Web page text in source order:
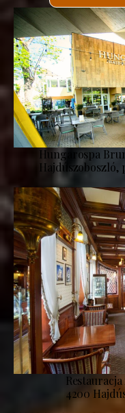
Hungarospa
Hajdúszoboszló,
4200